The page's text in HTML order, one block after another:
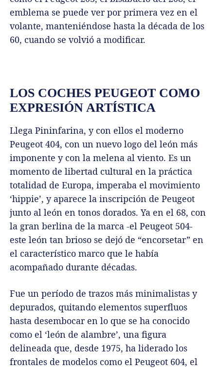
emblema se puede ver por primera vez en el
volante, manteniéndose hasta la década de los
60, cuando se volvió a modificar.
LOS COCHES PEUGEOT COMO
EXPRESIÓN ARTÍSTICA
Llega Pininfarina, y con ellos el moderno
Peugeot 404, con un nuevo logo del león más
imponente y con la melena al viento. Es un
momento de libertad cultural en la práctica
totalidad de Europa, imperaba el movimiento
‘hippie’, y aparece la inscripción de Peugeot
junto al león en tonos dorados. Ya en el 68, con
la gran berlina de la marca -el Peugeot 504-
este león tan brioso se dejó de “encorsetar” en
el característico marco que le había
acompañado durante décadas.
Fue un período de trazos más minimalistas y
depurados, quitando elementos superfluos
hasta desembocar en lo que se ha conocido
como el ‘león de alambre’, una figura
delineada que, desde 1975, ha liderado los
frontales de modelos como el Peugeot 604, el